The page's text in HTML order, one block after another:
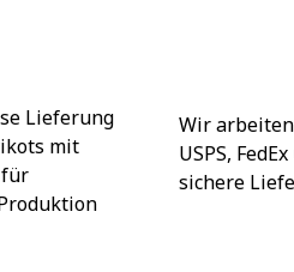
Lieferung
mit
für
Wir
USPS,
sichere